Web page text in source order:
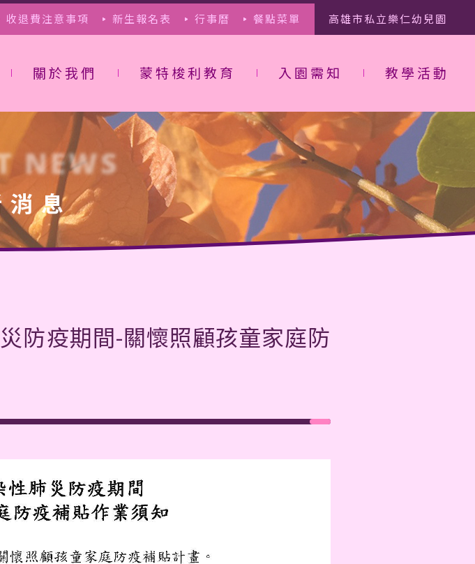
收退費注意事項 新生報名表 行事曆 餐點菜單 高雄市私立樂仁幼兒園
關於我們 蒙特梭利教育 入園需知 教學活動
NEWS
消息
防疫期間-關懷照顧孩童家庭防